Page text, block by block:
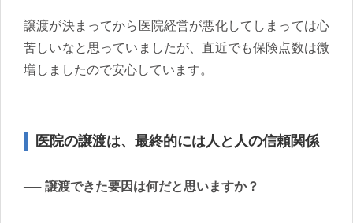
譲渡が決まってから医院経営が悪化してしまっては心
苦しいなと思っていましたが、直近でも保険点数は微
増しましたので安心しています。
医院の譲渡は、最終的には人と人の信頼関係
譲渡できた要因は何だと思いますか？